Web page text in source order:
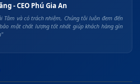
- CEO Phú Gia An
Tâm và có trách nhiệm, Chúng tôi luôn đem đến
mật chất lượng tốt nhất giúp khách hàng gìn